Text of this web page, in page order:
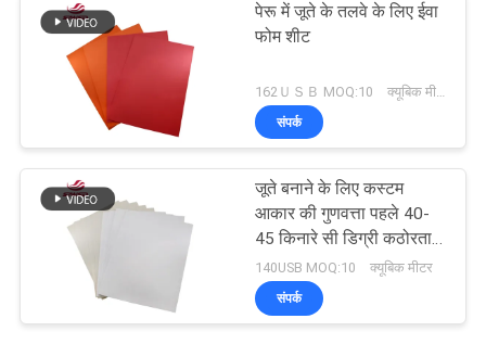
गुणवत्ता
नियंत्रण
संपर्क
करें
समाचार
एक
ईवा फोम टीक शीट
समुद्री ग्रेड फोम
19
पेरू में जूते के तलवे के लिए ईवा
फोम शीट
संपर्क
जूते बनाने के लिए कस्टम
आकार की गुणवत्ता पहले 40-
45 किनारे सी डिग्री कठोरता
ईवा फोम शीट
140USB MOQ:10 क्यूबिक मीटर
संपर्क